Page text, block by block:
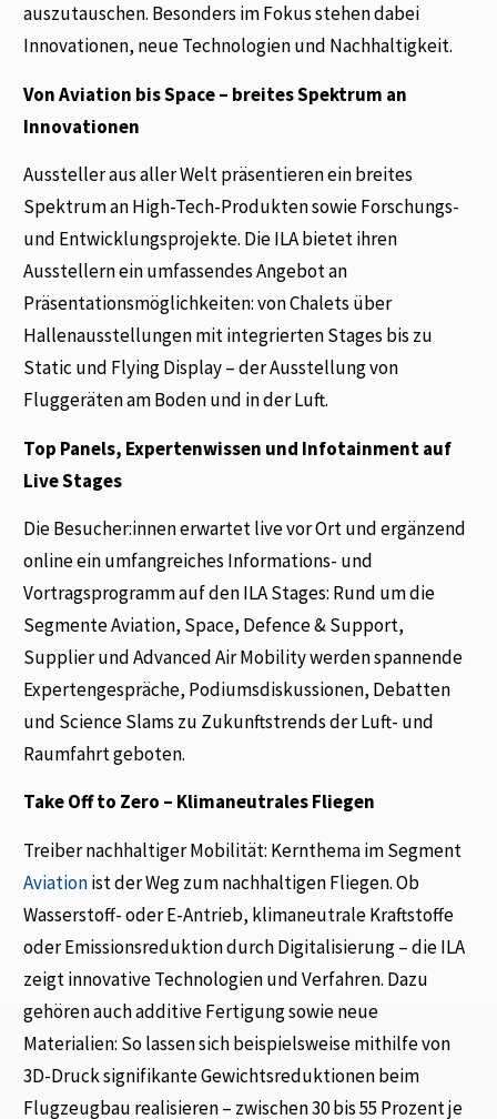
auszutauschen. Besonders im Fokus stehen dabei
Innovationen, neue Technologien und Nachhaltigkeit.
Von Aviation bis Space – breites Spektrum an
Innovationen
Aussteller aus aller Welt präsentieren ein breites
Spektrum an High-Tech-Produkten sowie Forschungs-
und Entwicklungsprojekte. Die ILA bietet ihren
Ausstellern ein umfassendes Angebot an
Präsentationsmöglichkeiten: von Chalets über
Hallenausstellungen mit integrierten Stages bis zu
Static und Flying Display – der Ausstellung von
Fluggeräten am Boden und in der Luft.
Top Panels, Expertenwissen und Infotainment auf
Live Stages
Die Besucher:innen erwartet live vor Ort und ergänzend
online ein umfangreiches Informations- und
Vortragsprogramm auf den ILA Stages: Rund um die
Segmente Aviation, Space, Defence & Support,
Supplier und Advanced Air Mobility werden spannende
Expertengespräche, Podiumsdiskussionen, Debatten
und Science Slams zu Zukunftstrends der Luft- und
Raumfahrt geboten.
Take Off to Zero – Klimaneutrales Fliegen
Treiber nachhaltiger Mobilität: Kernthema im Segment
Aviationist der Weg zum nachhaltigen Fliegen. Ob
Wasserstoff- oder E-Antrieb, klimaneutrale Kraftstoffe
oder Emissionsreduktion durch Digitalisierung – die ILA
zeigt innovative Technologien und Verfahren. Dazu
gehören auch additive Fertigung sowie neue
Materialien: So lassen sich beispielsweise mithilfe von
3D-Druck signifikante Gewichtsreduktionen beim
Flugzeugbau realisieren – zwischen 30 bis 55 Prozent je